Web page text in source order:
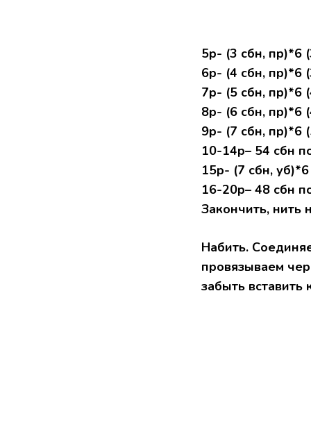
5р- (3 сбн, пр)*6
6р- (4 сбн, пр)*6
7р- (5 сбн, пр)*6
8р- (6 сбн, пр)*6
9р- (7 сбн, пр)*6
10-14р– 54 сбн
15р- (7 сбн,
16-20р– 48 сбн
Закончить, нить
Набить.
провязываем
забыть вставить